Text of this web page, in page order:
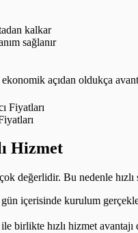
kalkar
sağlanır
ekonomik açıdan oldukça
Hizmet
değerlidir. Bu nedenle
gün içerisinde kurulum
birlikte hızlı hizmet avantajı